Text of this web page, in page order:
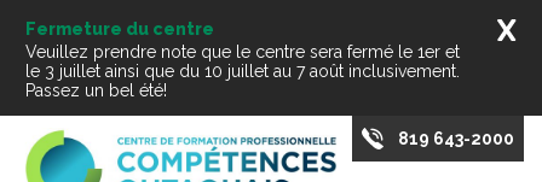
X
Fermeture du centre
Veuillez prendre note que le centre sera fermé le 1er et
le 3 juillet ainsi que du 10 juillet au 7 août inclusivement.
Passez un bel été!
819 643-2000